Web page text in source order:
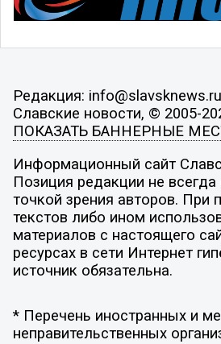
Редакция: info@slavsknews.ru
Славские новости, © 2005-
ПОКАЗАТЬ БАННЕРНЫЕ
Информационный сайт
Позиция редакции не всегда
точкой зрения авторов. При
текстов либо ином
материалов с настоящего
ресурсах в сети Интернет
источник обязательна.
* Перечень иностранных и
неправительственных